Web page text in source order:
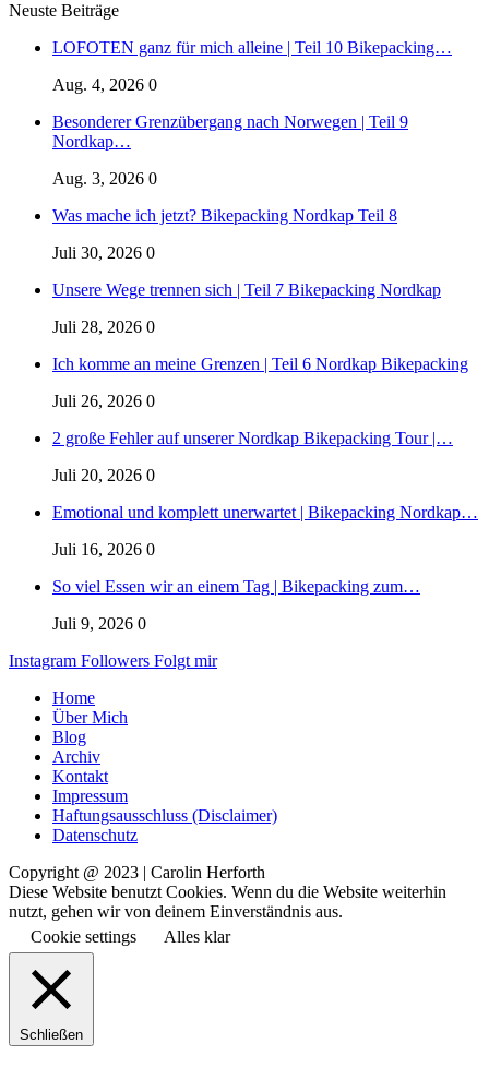
Neuste Beiträge
LOFOTEN ganz für mich alleine | Teil 10 Bikepacking…
Aug. 4, 2026 0
Besonderer Grenzübergang nach Norwegen | Teil 9
Nordkap…
Aug. 3, 2026 0
Was mache ich jetzt? Bikepacking Nordkap Teil 8
Juli 30, 2026 0
Unsere Wege trennen sich | Teil 7 Bikepacking Nordkap
Juli 28, 2026 0
Ich komme an meine Grenzen | Teil 6 Nordkap Bikepacking
Juli 26, 2026 0
2 große Fehler auf unserer Nordkap Bikepacking Tour |…
Juli 20, 2026 0
Emotional und komplett unerwartet | Bikepacking Nordkap…
Juli 16, 2026 0
So viel Essen wir an einem Tag | Bikepacking zum…
Juli 9, 2026 0
Instagram Followers Folgt mir
Home
Über Mich
Blog
Archiv
Kontakt
Impressum
Haftungsausschluss (Disclaimer)
Datenschutz
Copyright @ 2023 | Carolin Herforth
Diese Website benutzt Cookies. Wenn du die Website weiterhin
nutzt, gehen wir von deinem Einverständnis aus.
Cookie settings
Alles klar
Schließen